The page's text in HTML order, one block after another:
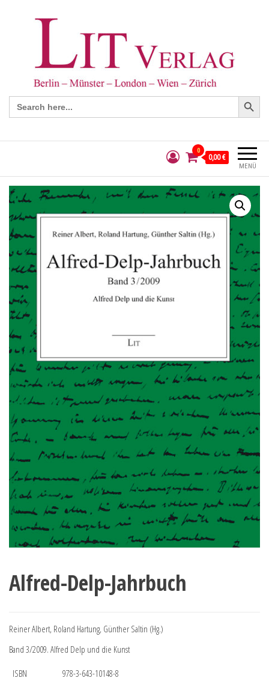
Search
for:
Search Button
MENÜ
0
0,00 €
Alfred-Delp-Jahrbuch
Reiner Albert, Roland Hartung, Günther Saltin (Hg.)
Band 3/2009. Alfred Delp und die Kunst
ISBN
978-3-643-10148-8